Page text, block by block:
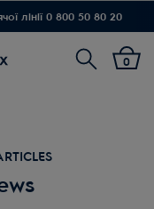
лінії 0 800 50 80 20
Пошук
0